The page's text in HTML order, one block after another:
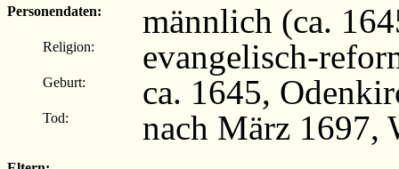
Personendaten:
männlich (ca.
Religion: evangelisch-
Geburt: ca. 1645,
Tod: nach März 1697,